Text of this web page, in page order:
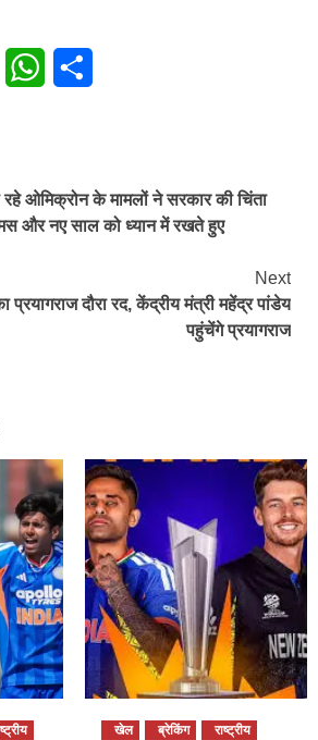
Email WhatsApp
रहे ओमिक्रोन के मामलों ने सरकार की चिंता
और नए साल को ध्यान में रखते हुए
Next
प्रयागराज दौरा रद, केंद्रीय मंत्री महेंद्र पांडेय
पहुंचेंगे प्रयागराज
खेल ब्रेकिंग राष्ट्रीय